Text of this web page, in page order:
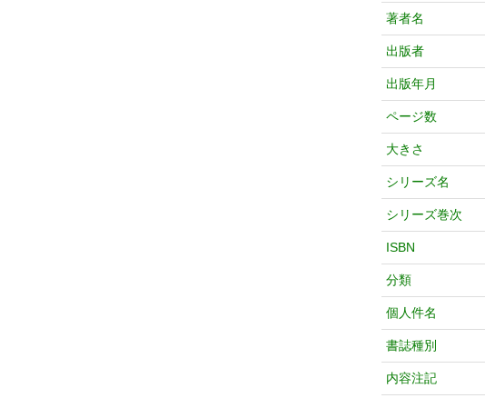
著者名
出版者
出版年月
ページ数
大きさ
シリーズ名
シリーズ巻次
ISBN
分類
個人件名
書誌種別
内容注記